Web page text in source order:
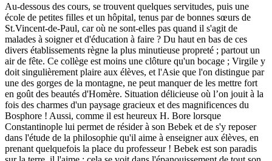
Au-dessous des cours, se trouvent quelques servitudes, puis une
école de petites filles et un hôpital, tenus par de bonnes sœurs de
St.Vincent-de-Paul, car où ne sont-elles pas quand il s'agit de
malades à soigner et d'éducation à faire ? Du haut en bas de ces
divers établissements règne la plus minutieuse propreté ; partout un
air de fête. Ce collège est moins une clôture qu'un bocage ; Virgile y
doit singulièrement plaire aux élèves, et l'Asie que l'on distingue par
une des gorges de la montagne, ne peut manquer de les mettre fort
en goût des beautés d'Homère. Situation délicieuse où l’on jouit à la
fois des charmes d'un paysage gracieux et des magnificences du
Bosphore ! Aussi, comme il est heureux H. Bore lorsque
Constantinople lui permet de résider à son Bebek et de s'y reposer
dans l'étude de la philosophie qu'il aime à enseigner aux élèves, en
prenant quelquefois la place du professeur ! Bebek est son paradis